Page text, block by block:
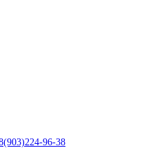
96-38